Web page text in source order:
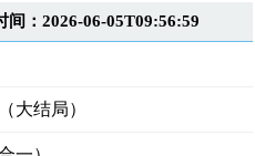
间：2026-06-05T09:56:59
大结局）